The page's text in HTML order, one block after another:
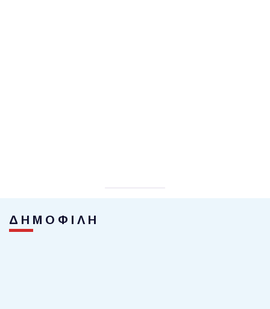
ΔΗΜΟΦΙΛΗ